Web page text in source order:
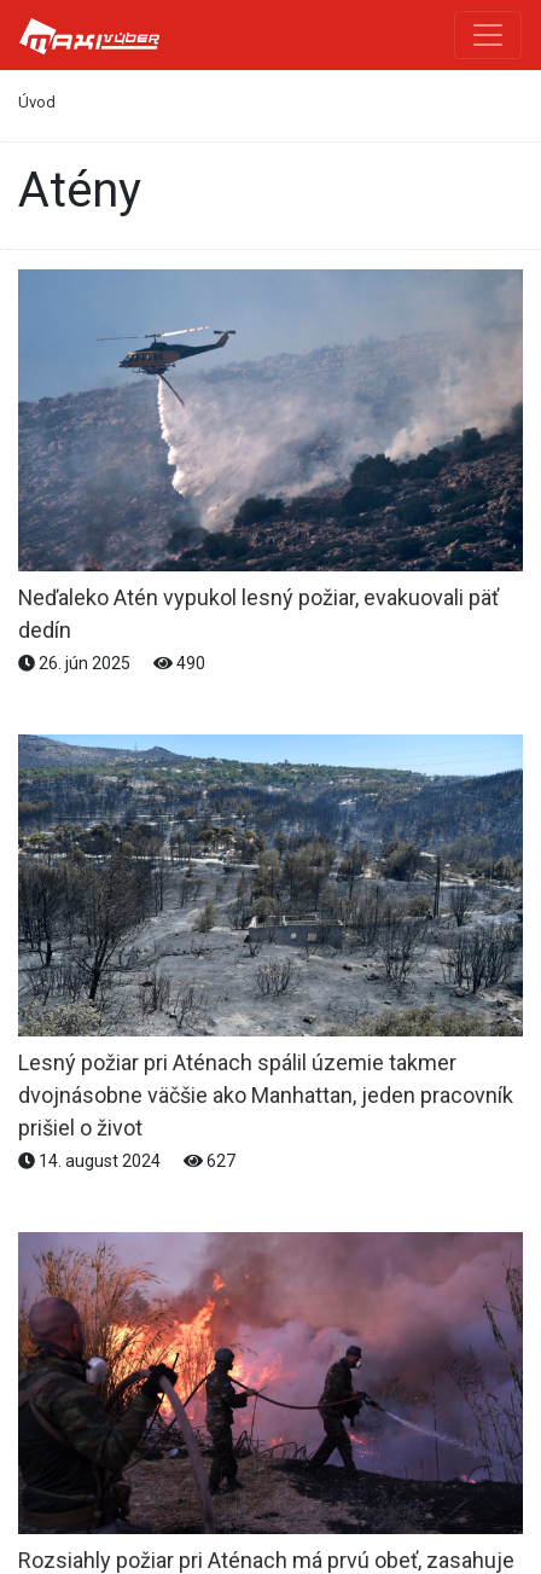
Úvod
Atény
Neďaleko Atén vypukol lesný požiar, evakuovali päť
dedín
26. jún 2025 490
Lesný požiar pri Aténach spálil územie takmer
dvojnásobne väčšie ako Manhattan, jeden pracovník
prišiel o život
14. august 2024 627
Rozsiahly požiar pri Aténach má prvú obeť, zasahuje